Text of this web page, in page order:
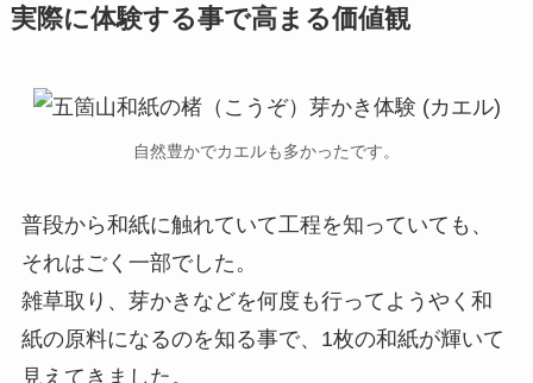
実際に体験する事で高まる価値観
自然豊かでカエルも多かったです。
普段から和紙に触れていて工程を知っていても、
それはごく一部でした。
雑草取り、芽かきなどを何度も行ってようやく和
紙の原料になるのを知る事で、1枚の和紙が輝いて
見えてきました。